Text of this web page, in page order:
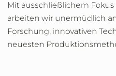
Mit ausschließlichem
arbeiten wir unermüdlich
Forschung, innovativen
neuesten